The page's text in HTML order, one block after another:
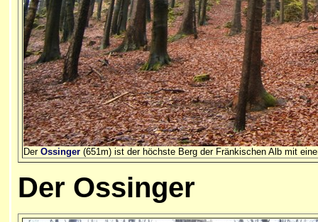
Der Ossinger (651m) ist der höchste Berg der Fränkischen Alb mit
Der Ossinger